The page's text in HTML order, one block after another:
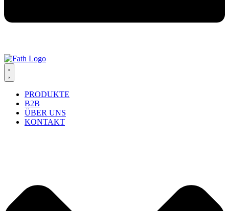
PRODUKTE
B2B
ÜBER UNS
KONTAKT